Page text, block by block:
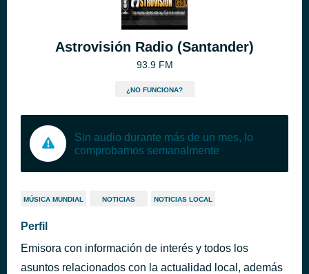
Astrovisión Radio (Santander)
93.9 FM
¿NO FUNCIONA?
Sin audio durante más de un mes, lo
comprobamos semanalmente
MÚSICA MUNDIAL NOTICIAS NOTICIAS LOCAL
Perfil
Emisora con información de interés y todos los
asuntos relacionados con la actualidad local, además